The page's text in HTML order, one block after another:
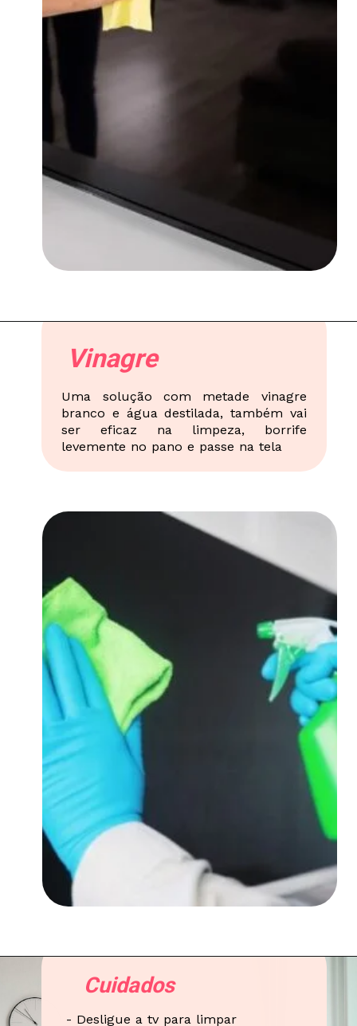
Uma solução com metade vinagre
branco e água destilada, também vai
ser eficaz na limpeza, borrife
levemente no pano e passe na tela
Vinagre
- Desligue a tv para limpar
Cuidados